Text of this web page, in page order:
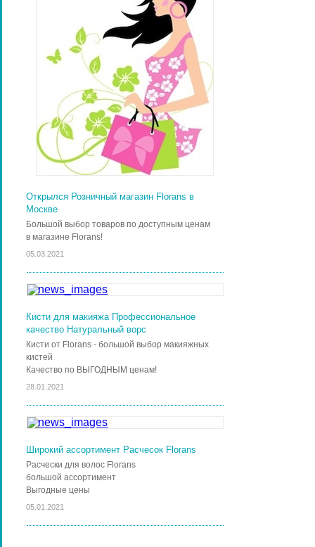
Открылся Розничный магазин Florans в
Москве
Большой выбор товаров по доступным ценам
в магазине Florans!
05.03.2021
Кисти для макияжа Профессиональное
качество Натуральный ворс
Кисти от Florans - большой выбор макияжных
кистей
Качество по ВЫГОДНЫМ ценам!
28.01.2021
Широкий ассортимент Расчесок Florans
Расчески для волос Florans
большой ассортимент
Выгодные цены
05.01.2021